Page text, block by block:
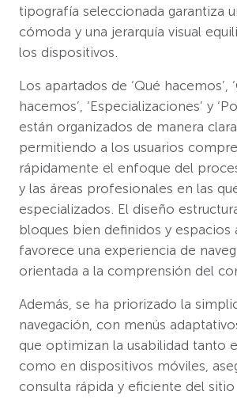
tipografía seleccionada garantiza
cómoda y una jerarquía visual
los dispositivos.
Los apartados de ‘Qué hacemos’,
hacemos’, ‘Especializaciones’ y
están organizados de manera
permitiendo a los usuarios
rápidamente el enfoque del
y las áreas profesionales en las
especializados. El diseño
bloques bien definidos y espacios
favorece una experiencia de
orientada a la comprensión del
Además, se ha priorizado la
navegación, con menús
que optimizan la usabilidad tanto
como en dispositivos móviles,
consulta rápida y eficiente del